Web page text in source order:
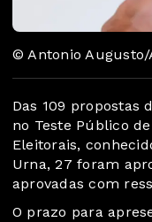
© Antonio Augusto/
Das 109 propostas
no Teste Público
Eleitorais,
Urna, 27 foram
aprovadas com
O prazo para